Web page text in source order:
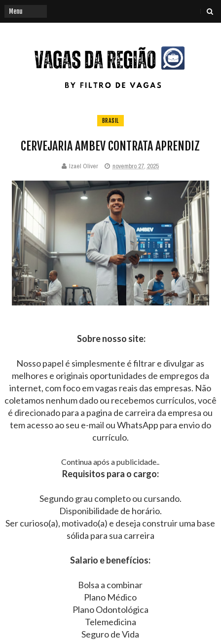
BRASIL
CERVEJARIA AMBEV CONTRATA APRENDIZ
Izael Oliver novembro 27, 2025
Sobre nosso site:
Nosso papel é simplesmente é filtrar e divulgar as
melhores e originais oportunidades de empregos da
internet, com foco em vagas reais das empresas. Não
coletamos nenhum dado ou recebemos currículos, você
é direcionado para a pagina de carreira da empresa ou
tem acesso ao seu e-mail ou WhatsApp para envio do
currículo.
Continua após a publicidade..
Requisitos para o cargo:
Segundo grau completo ou cursando.
Disponibilidade de horário.
Ser curioso(a), motivado(a) e deseja construir uma base
sólida para sua carreira
Salario e benefícios:
Bolsa a combinar
Plano Médico
Plano Odontológica
Telemedicina
Seguro de Vida